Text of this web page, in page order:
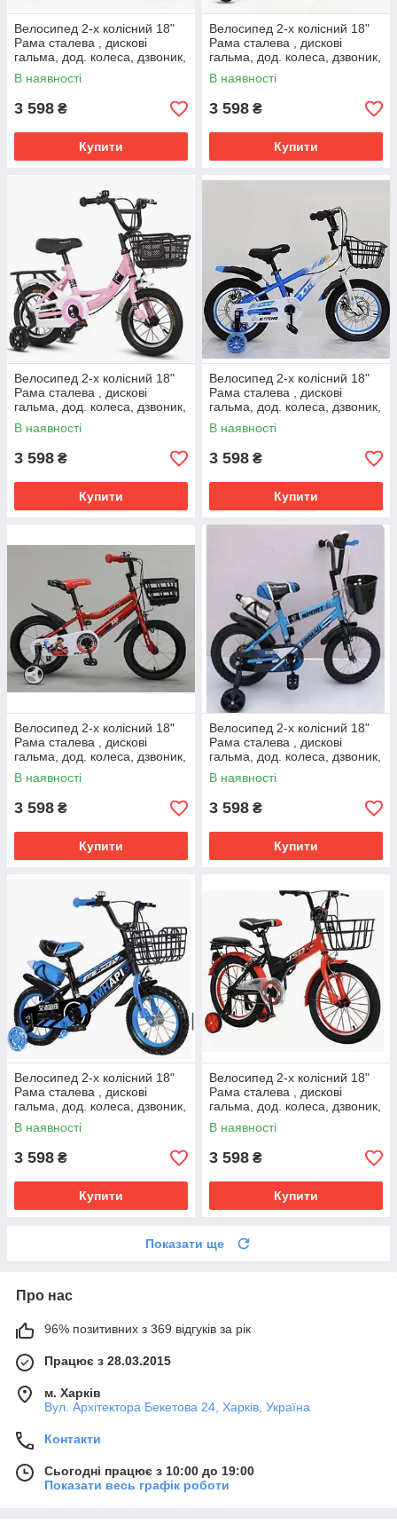
Велосипед 2-х колісний 18"
Рама сталева , дискові
гальма, дод. колеса, дзвоник,
бутилочка, корзинка
В наявності
3 598 ₴
Купити
Велосипед 2-х колісний 18"
Рама сталева , дискові
гальма, дод. колеса, дзвоник,
бутилочка, корзинка
В наявності
3 598 ₴
Купити
Велосипед 2-х колісний 18"
Рама сталева , дискові
гальма, дод. колеса, дзвоник,
бутилочка, корзинка
В наявності
3 598 ₴
Купити
Велосипед 2-х колісний 18"
Рама сталева , дискові
гальма, дод. колеса, дзвоник,
бутилочка, корзинка
В наявності
3 598 ₴
Купити
Велосипед 2-х колісний 18"
Рама сталева , дискові
гальма, дод. колеса, дзвоник,
бутилочка, корзинка
В наявності
3 598 ₴
Купити
Велосипед 2-х колісний 18"
Рама сталева , дискові
гальма, дод. колеса, дзвоник,
бутилочка, корзинка
В наявності
3 598 ₴
Купити
Велосипед 2-х колісний 18"
Рама сталева , дискові
гальма, дод. колеса, дзвоник,
бутилочка, корзинка
В наявності
3 598 ₴
Купити
Велосипед 2-х колісний 18"
Рама сталева , дискові
гальма, дод. колеса, дзвоник,
бутилочка, корзинка
В наявності
3 598 ₴
Купити
Показати ще
Про нас
96% позитивних з 369 відгуків за рік
Працює з 28.03.2015
м. Харків
Вул. Архітектора Бекетова 24, Харків, Україна
Контакти
Сьогодні працює з 10:00 до 19:00
Показати весь графік роботи